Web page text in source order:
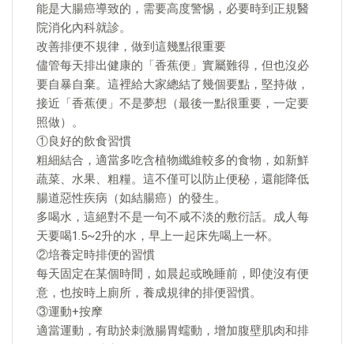
能是大腸癌導致的，需要高度警惕，必要時到正規醫
院消化內科就診。
改善排便不規律，做到這幾點很重要
儘管每天排出健康的「香蕉便」實屬難得，但也沒必
要自暴自棄。這裡給大家總結了幾個要點，堅持做，
接近「香蕉便」不是夢想（最後一點很重要，一定要
照做）。
①良好的飲食習慣
粗細結合，適當多吃含植物纖維較多的食物，如新鮮
蔬菜、水果、粗糧。這不僅可以防止便秘，還能降低
腸道惡性疾病（如結腸癌）的發生。
多喝水，這絕對不是一句不咸不淡的敷衍話。成人每
天要喝1.5~2升的水，早上一起床先喝上一杯。
②培養定時排便的習慣
每天固定在某個時間，如晨起或晚睡前，即使沒有便
意，也按時上廁所，養成規律的排便習慣。
③運動+按摩
適當運動，有助於刺激腸胃蠕動，增加腹壁肌肉和排